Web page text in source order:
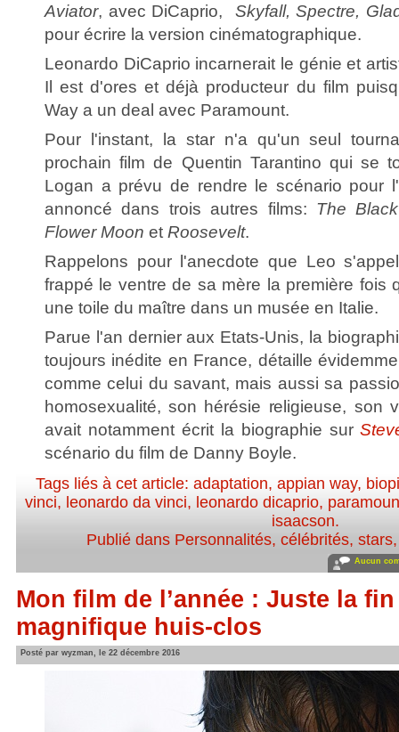
Aviator, avec DiCaprio, Skyfall, Spectre,
pour écrire la version cinématographique.
Leonardo DiCaprio incarnerait le génie et
Il est d'ores et déjà producteur du film
Way a un deal avec Paramount.
Pour l'instant, la star n'a qu'un seul
prochain film de Quentin Tarantino qui se
Logan a prévu de rendre le scénario pour
annoncé dans trois autres films: The
Flower Moon et Roosevelt.
Rappelons pour l'anecdote que Leo
frappé le ventre de sa mère la première fois
une toile du maître dans un musée en Italie.
Parue l'an dernier aux Etats-Unis, la
toujours inédite en France, détaille
comme celui du savant, mais aussi sa
homosexualité, son hérésie religieuse, son
avait notamment écrit la biographie sur
scénario du film de Danny Boyle.
Tags liés à cet article: adaptation, appian way,
vinci, leonardo da vinci, leonardo dicaprio,
isaacson.
Publié dans Personnalités, célébrités, stars
Aucun
Mon film de l’année : Juste la
magnifique huis-clos
Posté par wyzman, le 22 décembre 2016